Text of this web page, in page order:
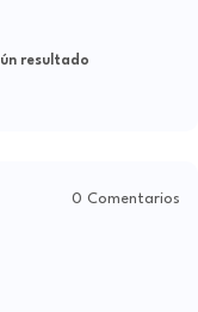
resultado
0 Comentarios